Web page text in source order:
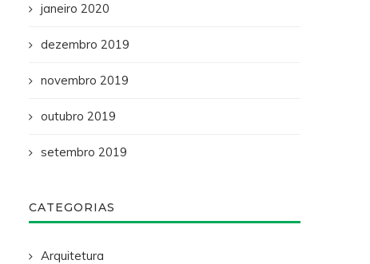
janeiro 2020
dezembro 2019
novembro 2019
outubro 2019
setembro 2019
CATEGORIAS
Arquitetura